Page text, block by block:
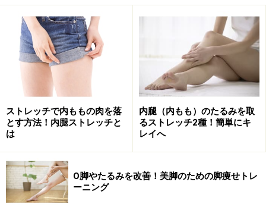
2. 膝はしっかりと90°に曲げます。
膝はしっかりと90°に
3. ゆっくりと息を吐きながら、バランスボールを挟んだ
脚を真っ直ぐ伸ばしていきます。
息を吐きながら、両脚をゆっくりと伸ばしていく
4. 戻す時もゆっくりと、膝が90°になるまで戻します。
ストレッチで内ももの肉を落
とす方法！内腿ストレッチと
は
内腿（内もも）のたるみを取
るストレッチ2種！簡単にキ
レイへ
O脚やたるみを改善！美脚のための脚痩せトレ
ーニング